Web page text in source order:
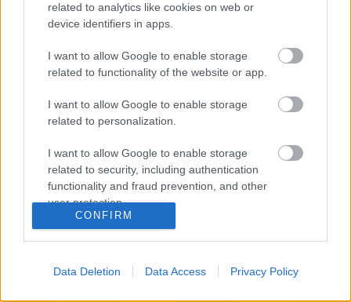
related to analytics like cookies on web or
device identifiers in apps.
I want to allow Google to enable storage
related to functionality of the website or app.
I want to allow Google to enable storage
related to personalization.
I want to allow Google to enable storage
related to security, including authentication
functionality and fraud prevention, and other
user protection.
CONFIRM
Data Deletion Data Access Privacy Policy
Címkék:budapest autó dugó